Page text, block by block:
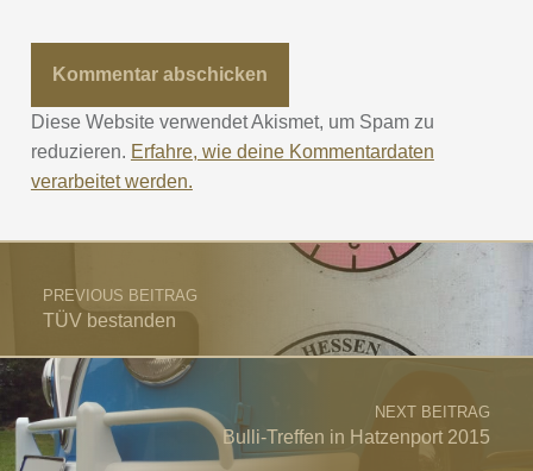
Diese Website verwendet Akismet, um Spam zu
reduzieren. Erfahre, wie deine Kommentardaten
verarbeitet werden.
Post navigation
PREVIOUS BEITRAG
TÜV bestanden
NEXT BEITRAG
Bulli-Treffen in Hatzenport 2015